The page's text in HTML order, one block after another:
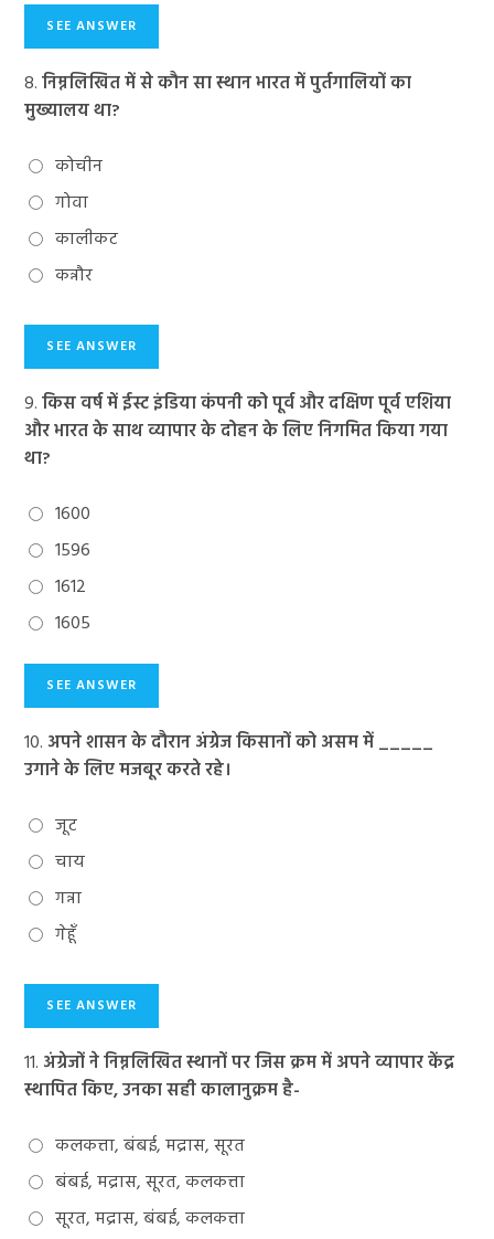
8.निम्नलिखित में से कौन सा स्थान भारत में पुर्तगालियों का
मुख्यालय था?
कोचीन
गोवा
कालीकट
कन्नौर
9.किस वर्ष में ईस्ट इंडिया कंपनी को पूर्व और दक्षिण पूर्व एशिया
और भारत के साथ व्यापार के दोहन के लिए निगमित किया गया
था?
1600
1596
1612
1605
10. अपने शासन के दौरान अंग्रेज किसानों को असम में _____
उगाने के लिए मजबूर करते रहे।
जूट
चाय
गन्ना
गेहूँ
11. अंग्रेजों ने निम्नलिखित स्थानों पर जिस क्रम में अपने व्यापार केंद्र
स्थापित किए, उनका सही कालानुक्रम है-
कलकत्ता, बंबई, मद्रास, सूरत
बंबई, मद्रास, सूरत, कलकत्ता
सूरत, मद्रास, बंबई, कलकत्ता